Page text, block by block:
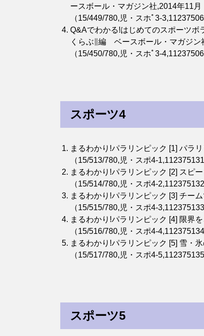
ースボール・マガジン社,2014年11月
（15/449/780,児・スホﾟ3-
Q&Aでわかる!はじめてのスポーツ
くらぶ∥編 ベースボール・マガジン
（15/450/780,児・スホﾟ3-
スポーツ4
まるわかり!パラリンピック [1] パ
（15/513/780,児・スポ4-
まるわかり!パラリンピック [2] ス
（15/514/780,児・スポ4-
まるわかり!パラリンピック [3] チ
（15/515/780,児・スポ4-
まるわかり!パラリンピック [4] 限
（15/516/780,児・スポ4-
まるわかり!パラリンピック [5] 雪
（15/517/780,児・スポ4-
スポーツ5